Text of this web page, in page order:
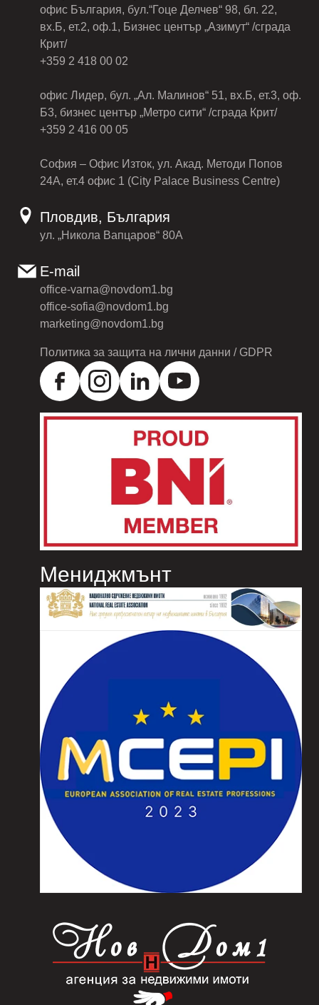
офис България, бул.“Гоце Делчев“ 98, бл. 22,
вх.Б, ет.2, оф.1, Бизнес център „Азимут“ /сграда
Крит/
+359 2 418 00 02
офис Лидер, бул. „Ал. Малинов“ 51, вх.Б, ет.3, оф.
Б3, бизнес център „Метро сити“ /сграда Крит/
+359 2 416 00 05
София – Офис Изток, ул. Акад. Методи Попов
24А, ет.4 офис 1 (City Palace Business Centre)
Пловдив, България
ул. „Никола Вапцаров“ 80А
E-mail
office-varna@novdom1.bg
office-sofia@novdom1.bg
marketing@novdom1.bg
Политика за защита на лични данни / GDPR
Мениджмънт